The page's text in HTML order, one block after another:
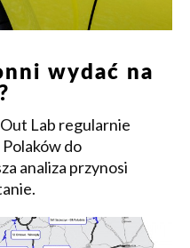
wydać na
Lab regularnie
do
analiza przynosi